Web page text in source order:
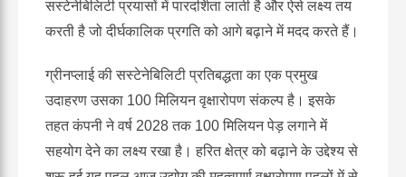
सस्टेनेबिलिटी प्रयासों में पारदर्शिता लाती है और ऐसे लक्ष्य तय
करती है जो दीर्घकालिक प्रगति को आगे बढ़ाने में मदद करते हैं।
ग्रीनप्लाई की सस्टेनेबिलिटी प्रतिबद्धता का एक प्रमुख
उदाहरण उसका 100 मिलियन वृक्षारोपण संकल्प है। इसके
तहत कंपनी ने वर्ष 2028 तक 100 मिलियन पेड़ लगाने में
सहयोग देने का लक्ष्य रखा है। हरित क्षेत्र को बढ़ाने के उद्देश्य से